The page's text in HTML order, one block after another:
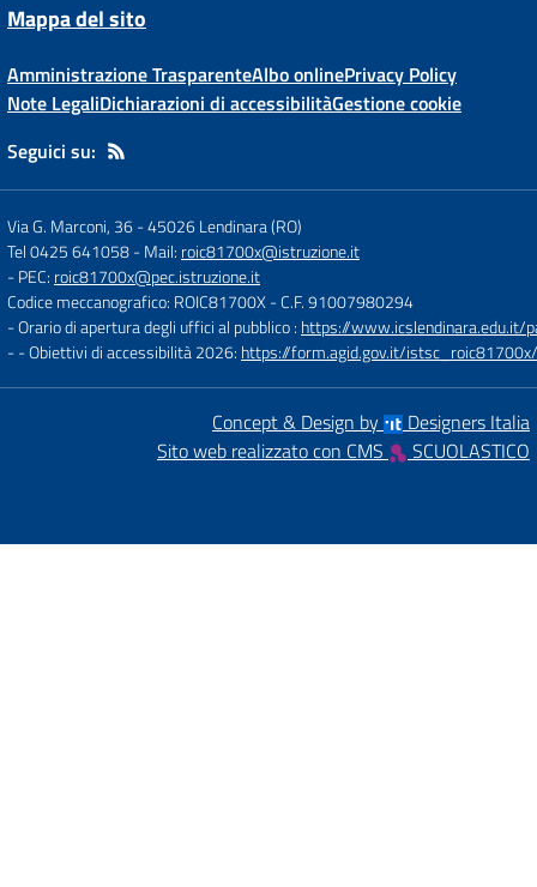
Mappa del sito
Amministrazione TrasparenteAlbo onlinePrivacy Policy
Note LegaliDichiarazioni di accessibilitàGestione cookie
Seguici su:
Via G. Marconi, 36-45026 Lendinara (RO)
Tel 0425 641058- Mail: roic81700x@istruzione.it
- PEC: roic81700x@pec.istruzione.it
Codice meccanografico: ROIC81700X- C.F. 91007980294
- Orario di apertura degli uffici al pubblico : https://www.icslendinara.edu.it/
- - Obiettivi di accessibilità 2026: https://form.agid.gov.it/
Concept & Design by
Designers Italia
Sito web realizzato con CMS
SCUOLASTICO